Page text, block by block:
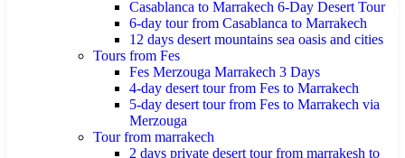
Casablanca to Marrakech 6-Day Desert Tour
6-day tour from Casablanca to Marrakech
12 days desert mountains sea oasis and cities
Tours from Fes
Fes Merzouga Marrakech 3 Days
4-day desert tour from Fes to Marrakech
5-day desert tour from Fes to Marrakech via
Merzouga
Tour from marrakech
2 days private desert tour from marrakesh to